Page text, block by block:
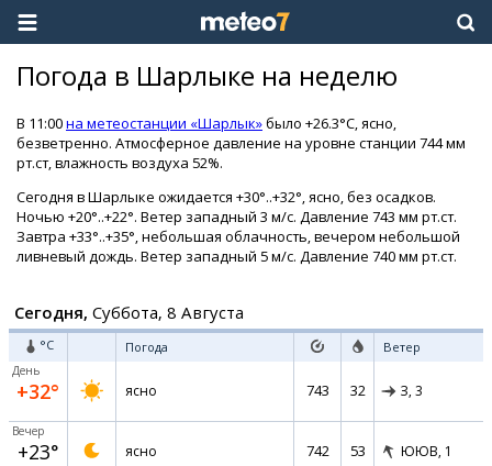
Погода в Шарлыке на неделю
В 11:00на метеостанции «Шарлык»было +26.3°C, ясно,
безветренно. Атмосферное давление на уровне станции 744 мм
рт.ст, влажность воздуха 52%.
Сегодня в Шарлыке ожидается +30°..+32°, ясно, без осадков.
Ночью +20°..+22°. Ветер западный 3 м/с. Давление 743 мм рт.ст.
Завтра +33°..+35°, небольшая облачность, вечером небольшой
ливневый дождь. Ветер западный 5 м/с. Давление 740 мм рт.ст.
Сегодня, Суббота, 8 Августа
°C Погода Ветер
День
+32° ясно 743 32 З, 3
Вечер
+23° ясно 742 53 ЮЮВ, 1